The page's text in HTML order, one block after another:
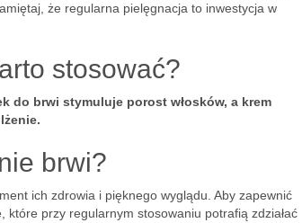
że regularna pielęgnacja to inwestycja w
stosować?
do brwi stymuluje porost włosków, a krem
brwi?
ich zdrowia i pięknego wyglądu. Aby zapewnić
przy regularnym stosowaniu potrafią zdziałać